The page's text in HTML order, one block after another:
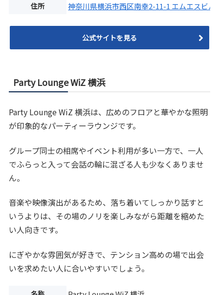
住所 神奈川県横浜市西区南幸2-11-1 エムエスビル
公式サイトを見る
Party Lounge WiZ 横浜
Party Lounge WiZ 横浜は、広めのフロアと華やかな照明
が印象的なパーティーラウンジです。
グループ同士の相席やイベント利用が多い一方で、一人
でふらっと入って会話の輪に混ざる人も少なくありませ
ん。
音楽や映像演出があるため、落ち着いてしっかり話すと
いうよりは、その場のノリを楽しみながら距離を縮めた
い人向きです。
にぎやかな雰囲気が好きで、テンション高めの場で出会
いを求めたい人に合いやすいでしょう。